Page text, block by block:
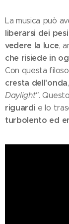
La musica può
liberarsi dei pesi
vedere la luce,
che risiede in
Con questa
cresta dell'onda
Daylight".
riguardi e lo
turbolento ed